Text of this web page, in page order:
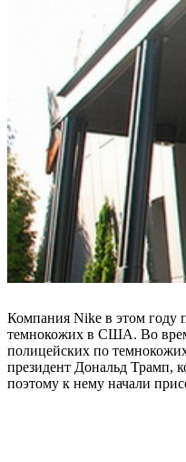
Компания Nike в этом году
темнокожих в США. Во
полицейских по
президент Дональд Трамп,
поэтому к нему начали